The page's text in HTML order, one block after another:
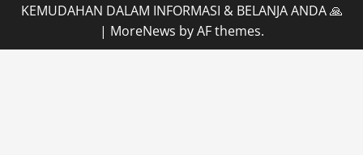
KEMUDAHAN DALAM INFORMASI & BELANJA ANDA 🙏
| MoreNews by AF themes.